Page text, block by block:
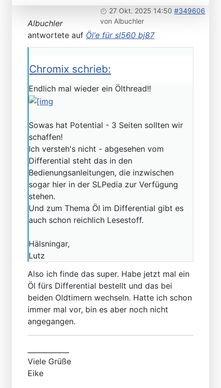
27 Okt. 2025 14:50 #349606
von Albuchler
Albuchler
antwortete auf Öl‘e für sl560 bj87
Chromix schrieb:
Endlich mal wieder ein Ölthread!!
Sowas hat Potential - 3 Seiten sollten wir
schaffen!
Ich versteh's nicht - abgesehen vom
Differential steht das in den
Bedienungsanleitungen, die inzwischen
sogar hier in der SLPedia zur Verfügung
stehen.
Und zum Thema Öl im Differential gibt es
auch schon reichlich Lesestoff.
Hälsningar,
Lutz
Also ich finde das super. Habe jetzt mal ein
Öl fürs Differential bestellt und das bei
beiden Oldtimern wechseln. Hatte ich schon
immer mal vor, bin es aber noch nicht
angegangen.
Viele Grüße
Eike